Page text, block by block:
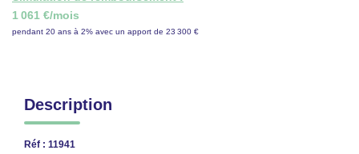
1 061 €/mois
pendant 20 ans à 2% avec un apport de 23 300 €
Description
Réf : 11941